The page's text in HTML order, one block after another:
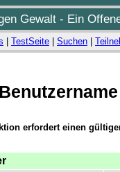
Gewalt - Ein
TestSeite Suchen
erfordert einen